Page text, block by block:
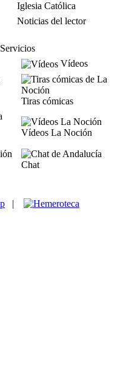
Iglesia Católica
Noticias del lector
Servicios
Vídeos
Tiras cómicas
Vídeos La Noción
Chat
|